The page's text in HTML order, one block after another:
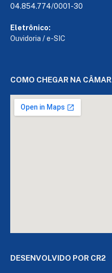
04.854.774/0001-30
Eletrônico:
Ouvidoria /e-SIC
COMO CHEGAR NA
DESENVOLVIDO POR CR2